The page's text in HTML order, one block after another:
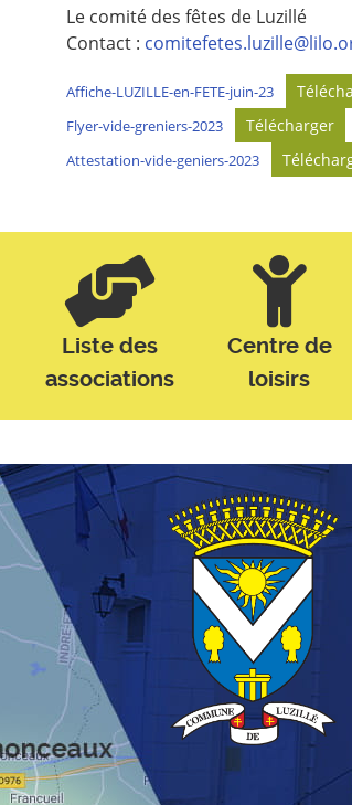
Le comité des fêtes de Luzillé
Contact :
Affiche-LUZILLE-en-FETE-juin-23
Flyer-vide-greniers-2023 Télécharger
Attestation-vide-geniers-2023
Liste des
associations
Centre de
loisirs